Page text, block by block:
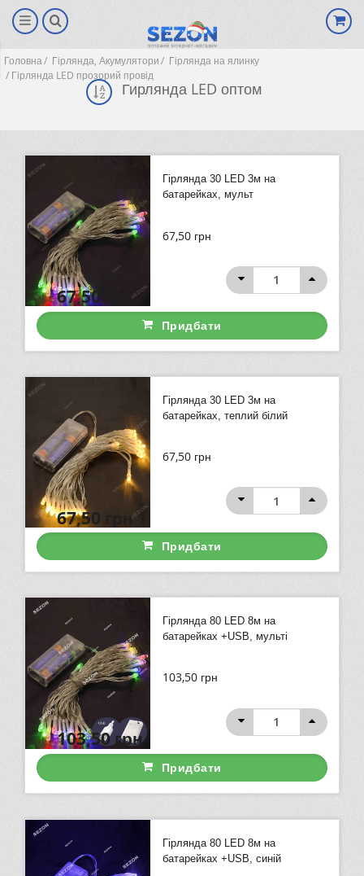
Головна Гірлянда, Акумулятори
Гірлянда на ялинку
Гірлянда LED прозорий провід
Гирлянда LED оптом
Гірлянда 30 LED 3м на
батарейках, мульт
67,50 грн
67,50грн
Придбати
Гірлянда 30 LED 3м на
батарейках, теплий білий
67,50 грн
67,50 грн
Придбати
Гірлянда 80 LED 8м на
батарейках +USB, мульті
103,50 грн
103,50грн
Придбати
Гірлянда 80 LED 8м на
батарейках +USB, синій